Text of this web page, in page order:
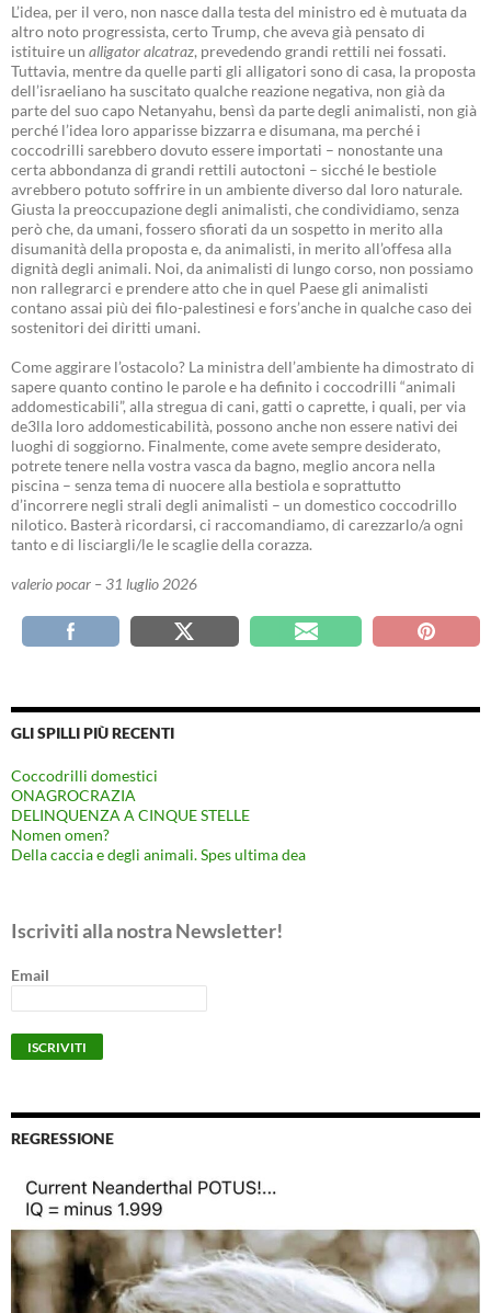
L’idea, per il vero, non nasce dalla testa del ministro ed è mutuata da
altro noto progressista, certo Trump, che aveva già pensato di
istituire un alligator alcatraz, prevedendo grandi rettili nei fossati.
Tuttavia, mentre da quelle parti gli alligatori sono di casa, la proposta
dell’israeliano ha suscitato qualche reazione negativa, non già da
parte del suo capo Netanyahu, bensì da parte degli animalisti, non già
perché l’idea loro apparisse bizzarra e disumana, ma perché i
coccodrilli sarebbero dovuto essere importati – nonostante una
certa abbondanza di grandi rettili autoctoni – sicché le bestiole
avrebbero potuto soffrire in un ambiente diverso dal loro naturale.
Giusta la preoccupazione degli animalisti, che condividiamo, senza
però che, da umani, fossero sfiorati da un sospetto in merito alla
disumanità della proposta e, da animalisti, in merito all’offesa alla
dignità degli animali. Noi, da animalisti di lungo corso, non possiamo
non rallegrarci e prendere atto che in quel Paese gli animalisti
contano assai più dei filo-palestinesi e fors’anche in qualche caso dei
sostenitori dei diritti umani.
Come aggirare l’ostacolo? La ministra dell’ambiente ha dimostrato di
sapere quanto contino le parole e ha definito i coccodrilli “animali
addomesticabili”, alla stregua di cani, gatti o caprette, i quali, per via
de3lla loro addomesticabilità, possono anche non essere nativi dei
luoghi di soggiorno. Finalmente, come avete sempre desiderato,
potrete tenere nella vostra vasca da bagno, meglio ancora nella
piscina – senza tema di nuocere alla bestiola e soprattutto
d’incorrere negli strali degli animalisti – un domestico coccodrillo
nilotico. Basterà ricordarsi, ci raccomandiamo, di carezzarlo/a ogni
tanto e di lisciargli/le le scaglie della corazza.
valerio pocar – 31 luglio 2026
GLI SPILLI PIÙ RECENTI
Coccodrilli domestici
ONAGROCRAZIA
DELINQUENZA A CINQUE STELLE
Nomen omen?
Della caccia e degli animali. Spes ultima dea
Iscriviti alla nostra Newsletter!
Email
REGRESSIONE